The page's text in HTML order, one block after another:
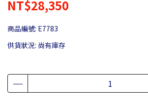
NT$28,350
商品編號: E7783
供貨狀況: 尚有庫存